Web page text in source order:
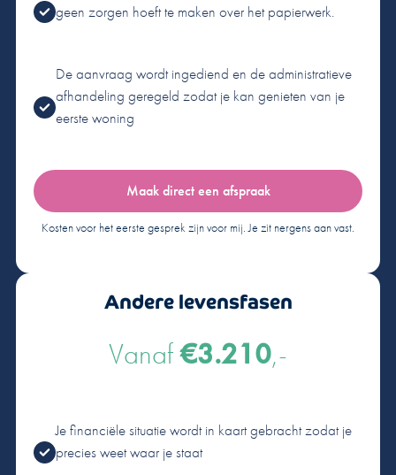
geen zorgen hoeft te maken over het papierwerk.
De aanvraag wordt ingediend en de administratieve
afhandeling geregeld zodat je kan genieten van je
eerste woning
Maak direct een afspraak
Kosten voor het eerste gesprek zijn voor mij. Je zit nergens aan vast.
Andere levensfasen
Vanaf€3.210,-
Je financiële situatie wordt in kaart gebracht zodat je
precies weet waar je staat